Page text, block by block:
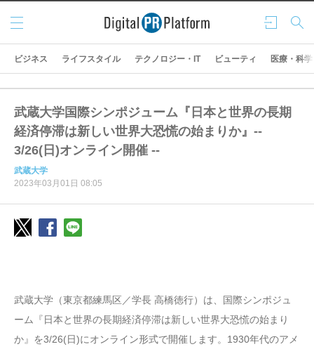
ログ
イン
検索
メニ
ュー
ビジネス ライフスタイル テクノロジー・IT ビューティ 医療・科学
武蔵大学国際シンポジューム『日本と世界の長期
経済停滞は新しい世界大恐慌の始まりか』--
3/26(日)オンライン開催 --
武蔵大学
2023年03月01日 08:05
武蔵大学（東京都練馬区／学長 高橋徳行）は、国際シンポジュ
ーム『日本と世界の長期経済停滞は新しい世界大恐慌の始まり
か』を3/26(日)にオンライン形式で開催します。1930年代のアメ